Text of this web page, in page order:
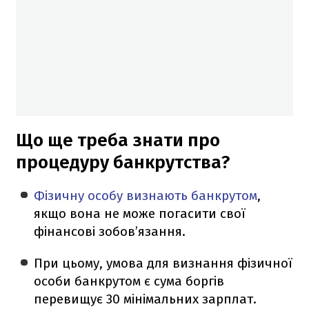
Що ще треба знати про
процедуру банкрутства?
Фізичну особу визнають банкрутом,
якщо вона не може погасити свої
фінансові зобов’язання.
При цьому, умова для визнання фізичної
особи банкрутом є сума боргів
перевищує 30 мінімальних зарплат.